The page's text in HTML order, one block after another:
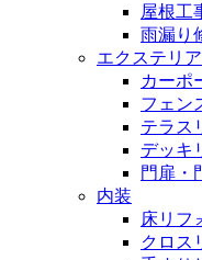
屋根工
雨漏り
エクステリア
カーポ
フェン
テラス
デッキ
門扉・
内装
床リフ
クロス